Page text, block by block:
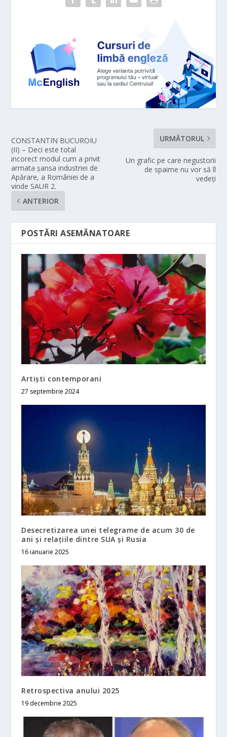
CONSTANTIN BUCUROIU
(II) – Deci este total
incorect modul cum a privit
armata șansa industriei de
Apărare, a României de a
vinde SAUR 2.
ANTERIOR
URMĂTORUL
Un grafic pe care negustorii
de spaime nu vor să îl
vedeți
POSTĂRI ASEMĂNATOARE
Artiști contemporani
27 septembrie 2024
Desecretizarea unei telegrame de acum 30 de
ani și relațiile dintre SUA și Rusia
16 ianuarie 2025
Retrospectiva anului 2025
19 decembrie 2025